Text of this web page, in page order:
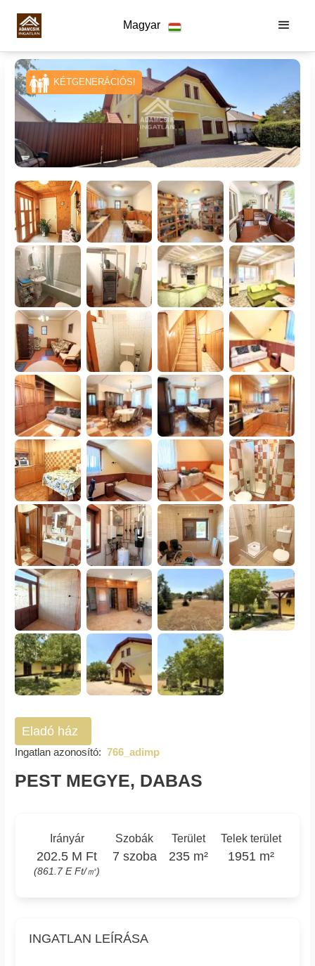
Magyar
KÉTGENERÁCIÓS!
Eladó ház
Ingatlan azonosító: 766_adimp
PEST MEGYE, DABAS
Irányár
202.5 M Ft
(861.7 E Ft/㎡)
Szobák
7 szoba
Terület
235 m²
Telek terület
1951 m²
INGATLAN LEÍRÁSA